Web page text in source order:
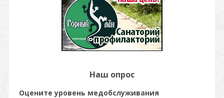
Наш опрос
Оцените уровень медобслуживания